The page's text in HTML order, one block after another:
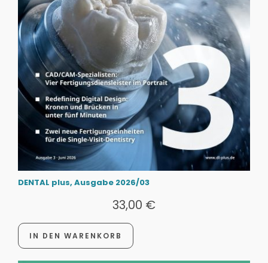
DENTAL plus, Ausgabe 2026/03
33,00 €
IN DEN WARENKORB